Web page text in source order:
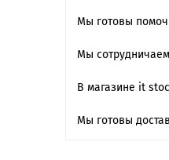
Мы готовы
Мы
В магазине it
Мы готовы